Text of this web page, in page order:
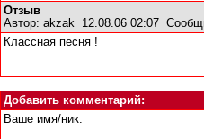
Отзыв
Автор: akzak 12.08.06 02:07
Классная песня !
Добавить комментарий:
Ваше имя/ник: